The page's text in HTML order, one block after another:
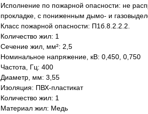
Исполнение по пожарной опасности: не
прокладке, с пониженным дымо- и
Класс пожарной опасности: П1б.8.2.2.2.
Количество жил: 1
Сечение жил, мм²: 2,5
Номинальное напряжение, кВ: 0,450, 0,750
Частота, Гц: 400
Диаметр, мм: 3,55
Изоляция: ПВХ-пластикат
Количество жил: 1
Материал жил: Медь